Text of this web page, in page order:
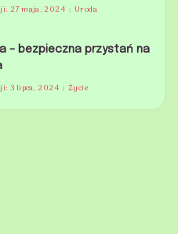
27 maja, 2024 Uroda
– bezpieczna przystań na
3 lipca, 2024 Życie